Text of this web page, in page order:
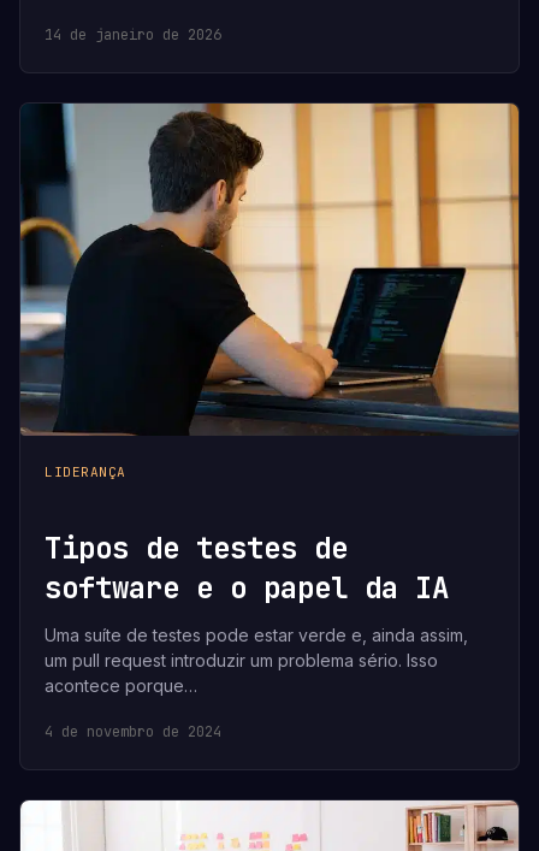
14 de janeiro de 2026
LIDERANÇA
Tipos de testes de
software e o papel da IA
Uma suíte de testes pode estar verde e, ainda assim,
um pull request introduzir um problema sério. Isso
acontece porque…
4 de novembro de 2024